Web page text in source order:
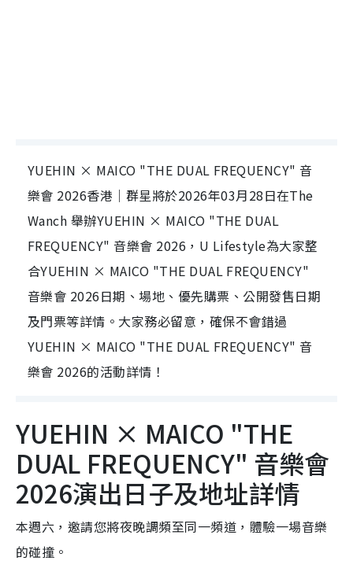
YUEHIN × MAICO "THE DUAL FREQUENCY" 音
樂會 2026香港｜群星將於2026年03月28日在The
Wanch 舉辦YUEHIN × MAICO "THE DUAL
FREQUENCY" 音樂會 2026，U Lifestyle為大家整
合YUEHIN × MAICO "THE DUAL FREQUENCY"
音樂會 2026日期、場地、優先購票、公開發售日期
及門票等詳情。大家務必留意，確保不會錯過
YUEHIN × MAICO "THE DUAL FREQUENCY" 音
樂會 2026的活動詳情！
YUEHIN × MAICO "THE
DUAL FREQUENCY" 音樂會
2026演出日子及地址詳情
本週六，邀請您將夜晚調頻至同一頻道，體驗一場音樂
的碰撞。